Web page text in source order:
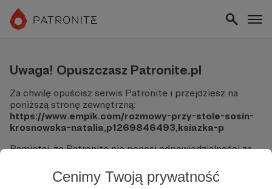
Cenimy Twoją prywatność
Uwaga! Opuszczasz Patronite.pl
Za chwilę opuścisz serwis Patronite i przejdziesz na
poniższą stronę zewnętrzną:
https://www.empik.com/rozmowy-przy-stole-sosin-
krosnowska-natalia,p1269846493,ksiazka-p
Pamiętaj, że Patronite nie ponosi odpowiedzialności za
Nie podawaj swoich danych logowania ani informacji